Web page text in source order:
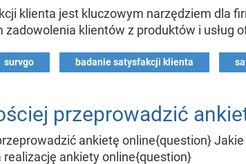
klienta jest kluczowym narzędziem dla
zadowolenia klientów z produktów i usług
survgo badanie satysfakcji klienta
przeprowadzić
ankietę online{question}
realizację ankiety online{question}